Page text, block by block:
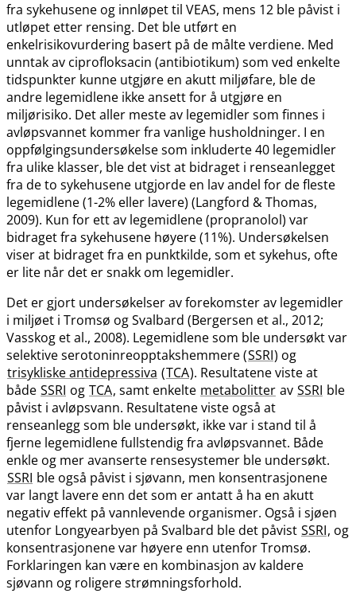
fra sykehusene og innløpet til VEAS, mens 12 ble påvist i
utløpet etter rensing. Det ble utført en
enkelrisikovurdering basert på de målte verdiene. Med
unntak av ciprofloksacin (antibiotikum) som ved enkelte
tidspunkter kunne utgjøre en akutt miljøfare, ble de
andre legemidlene ikke ansett for å utgjøre en
miljørisiko. Det aller meste av legemidler som finnes i
avløpsvannet kommer fra vanlige husholdninger. I en
oppfølgingsundersøkelse som inkluderte 40 legemidler
fra ulike klasser, ble det vist at bidraget i renseanlegget
fra de to sykehusene utgjorde en lav andel for de fleste
legemidlene (1-2% eller lavere) (Langford & Thomas,
2009). Kun for ett av legemidlene (propranolol) var
bidraget fra sykehusene høyere (11%). Undersøkelsen
viser at bidraget fra en punktkilde, som et sykehus, ofte
er lite når det er snakk om legemidler.
Det er gjort undersøkelser av forekomster av legemidler
i miljøet i Tromsø og Svalbard (Bergersen et al., 2012;
Vasskog et al., 2008). Legemidlene som ble undersøkt var
selektive serotoninreopptakshemmere (SSRI) og
trisykliske antidepressiva (TCA). Resultatene viste at
både SSRI og TCA, samt enkelte metabolitter av SSRI ble
påvist i avløpsvann. Resultatene viste også at
renseanlegg som ble undersøkt, ikke var i stand til å
fjerne legemidlene fullstendig fra avløpsvannet. Både
enkle og mer avanserte rensesystemer ble undersøkt.
SSRI ble også påvist i sjøvann, men konsentrasjonene
var langt lavere enn det som er antatt å ha en akutt
negativ effekt på vannlevende organismer. Også i sjøen
utenfor Longyearbyen på Svalbard ble det påvist SSRI, og
konsentrasjonene var høyere enn utenfor Tromsø.
Forklaringen kan være en kombinasjon av kaldere
sjøvann og roligere strømningsforhold.